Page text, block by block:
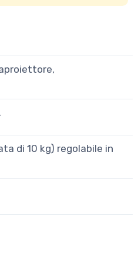
di 10 kg) regolabile in